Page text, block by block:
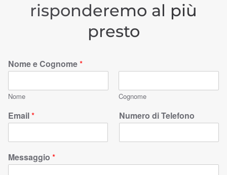
risponderemo al più
presto
Nome e Cognome*
Nome Cognome
Email* Numero di Telefono
Messaggio *